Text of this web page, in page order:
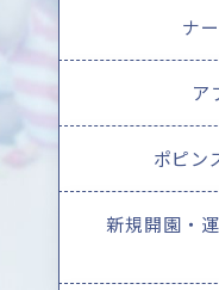
ナ
ア
ポピン
新規開園・